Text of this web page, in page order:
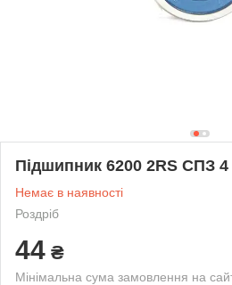
Підшипник 6200 2RS СПЗ 4
Немає в наявності
Роздріб
44 ₴
Мінімальна сума замовлення на